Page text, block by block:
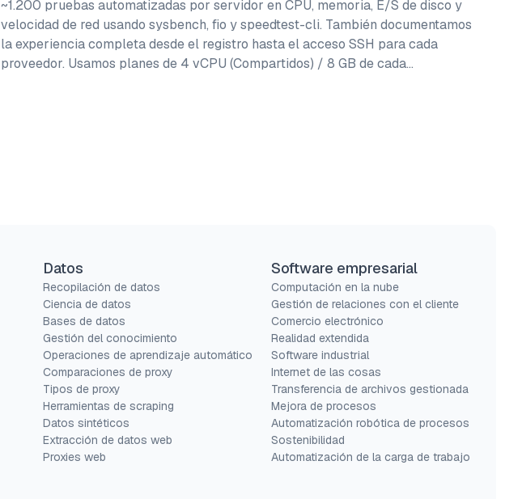
~1.200 pruebas automatizadas por servidor en CPU, memoria, E/S de disco y
velocidad de red usando sysbench, fio y speedtest-cli. También documentamos
la experiencia completa desde el registro hasta el acceso SSH para cada
proveedor. Usamos planes de 4 vCPU (Compartidos) / 8 GB de cada…
Datos
Recopilación de datos
Ciencia de datos
Bases de datos
Gestión del conocimiento
Operaciones de aprendizaje automático
Comparaciones de proxy
Tipos de proxy
Herramientas de scraping
Datos sintéticos
Extracción de datos web
Proxies web
Software empresarial
Computación en la nube
Gestión de relaciones con el cliente
Comercio electrónico
Realidad extendida
Software industrial
Internet de las cosas
Transferencia de archivos gestionada
Mejora de procesos
Automatización robótica de procesos
Sostenibilidad
Automatización de la carga de trabajo